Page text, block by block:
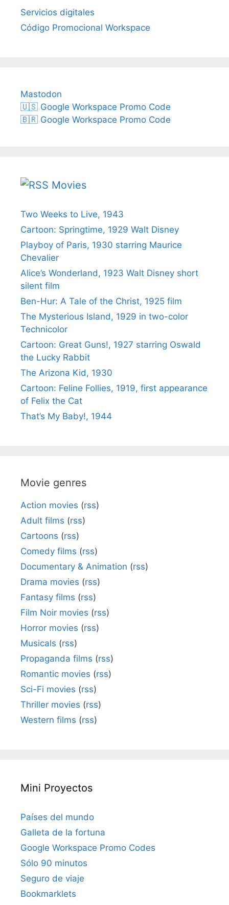
Servicios digitales
Código Promocional Workspace
Mastodon
🇺🇸 Google Workspace Promo Code
🇧🇷 Google Workspace Promo Code
Movies
Two Weeks to Live, 1943
Cartoon: Springtime, 1929 Walt Disney
Playboy of Paris, 1930 starring Maurice
Chevalier
Alice’s Wonderland, 1923 Walt Disney short
silent film
Ben-Hur: A Tale of the Christ, 1925 film
The Mysterious Island, 1929 in two-color
Technicolor
Cartoon: Great Guns!, 1927 starring Oswald
the Lucky Rabbit
The Arizona Kid, 1930
Cartoon: Feline Follies, 1919, first appearance
of Felix the Cat
That’s My Baby!, 1944
Movie genres
Action movies (rss)
Adult films (rss)
Cartoons (rss)
Comedy films (rss)
Documentary & Animation (rss)
Drama movies (rss)
Fantasy films (rss)
Film Noir movies (rss)
Horror movies (rss)
Musicals (rss)
Propaganda films (rss)
Romantic movies (rss)
Sci-Fi movies (rss)
Thriller movies (rss)
Western films (rss)
Mini Proyectos
Países del mundo
Galleta de la fortuna
Google Workspace Promo Codes
Sólo 90 minutos
Seguro de viaje
Bookmarklets